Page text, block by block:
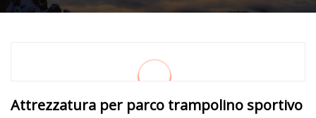
Attrezzatura per parco trampolino sportivo